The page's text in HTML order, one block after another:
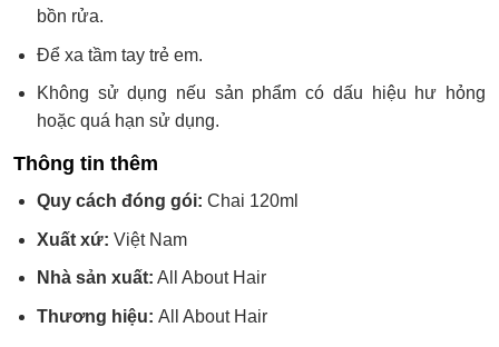
bồn rửa.
Để xa tầm tay trẻ em.
Không sử dụng nếu sản phẩm có dấu hiệu hư hỏng
hoặc quá hạn sử dụng.
Thông tin thêm
Quy cách đóng gói: Chai 120ml
Xuất xứ: Việt Nam
Nhà sản xuất: All About Hair
Thương hiệu: All About Hair